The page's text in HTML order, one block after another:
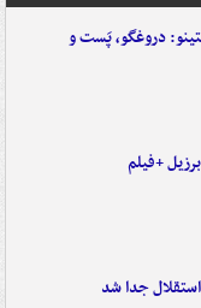
دروغگو، پَست‌ و
+فیلم
جدا شد